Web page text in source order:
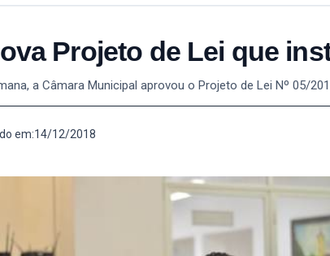
Projeto de Lei que
a Câmara Municipal aprovou o Projeto de Lei Nº 05/
em:14/12/2018